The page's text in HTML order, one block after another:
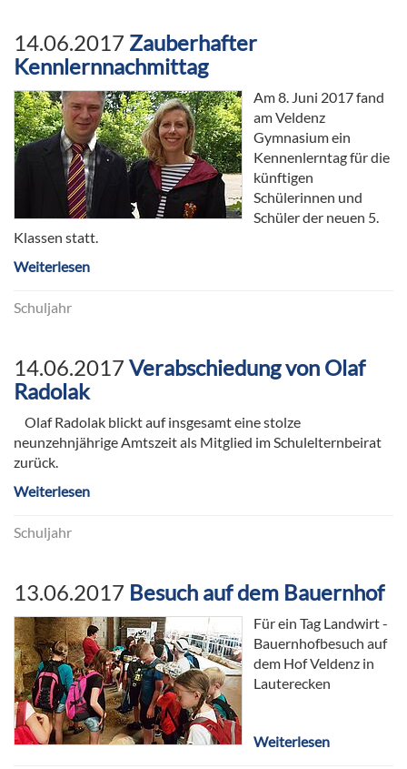
14.06.2017 Zauberhafter
Kennlernnachmittag
Am 8. Juni 2017 fand
am Veldenz
Gymnasium ein
Kennenlerntag für die
künftigen
Schülerinnen und
Schüler der neuen 5.
Klassen statt.
Weiterlesen
Schuljahr
14.06.2017 Verabschiedung von Olaf
Radolak
Olaf Radolak blickt auf insgesamt eine stolze
neunzehnjährige Amtszeit als Mitglied im Schulelternbeirat
zurück.
Weiterlesen
Schuljahr
13.06.2017 Besuch auf dem Bauernhof
Für ein Tag Landwirt -
Bauernhofbesuch auf
dem Hof Veldenz in
Lauterecken
Weiterlesen